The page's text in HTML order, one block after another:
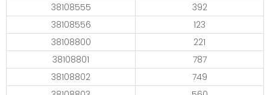
38108555
392
38108556
123
38108800
221
38108801
787
38108802
749